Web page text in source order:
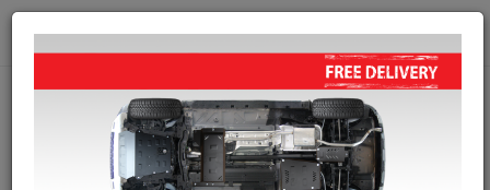
info@motorbeschermplaat.com
WINKELWAGEN